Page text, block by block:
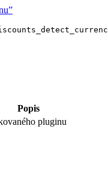
Popis
pluginu